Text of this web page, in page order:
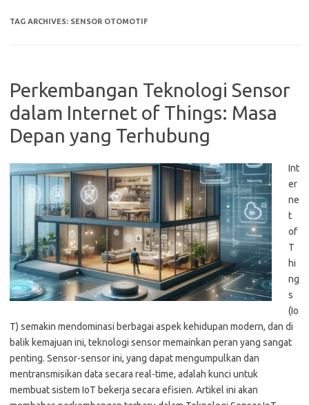
TAG ARCHIVES: SENSOR OTOMOTIF
Perkembangan Teknologi Sensor
dalam Internet of Things: Masa
Depan yang Terhubung
Int
er
ne
t
of
T
hi
ng
s
(Io
T) semakin mendominasi berbagai aspek kehidupan modern, dan di
balik kemajuan ini, teknologi sensor memainkan peran yang sangat
penting. Sensor-sensor ini, yang dapat mengumpulkan dan
mentransmisikan data secara real-time, adalah kunci untuk
membuat sistem IoT bekerja secara efisien. Artikel ini akan